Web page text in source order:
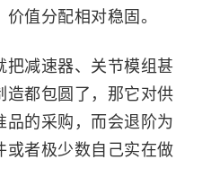
值分配相对稳固。
把减速器、关节模组甚
造都包圆了，那它对供
品的采购，而会退阶为
或者极少数自己实在做